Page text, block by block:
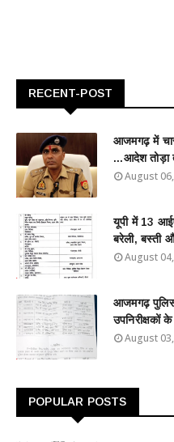
RECENT-POST
आजमगढ़ में
...आदेश तोड़ा
August
यूपी में 13
बरेली, बस्ती
August
आजमगढ़
उपनिरीक्षकों
August
POPULAR POSTS